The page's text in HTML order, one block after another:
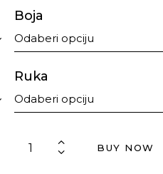
Boja
Ruka
BUY NOW